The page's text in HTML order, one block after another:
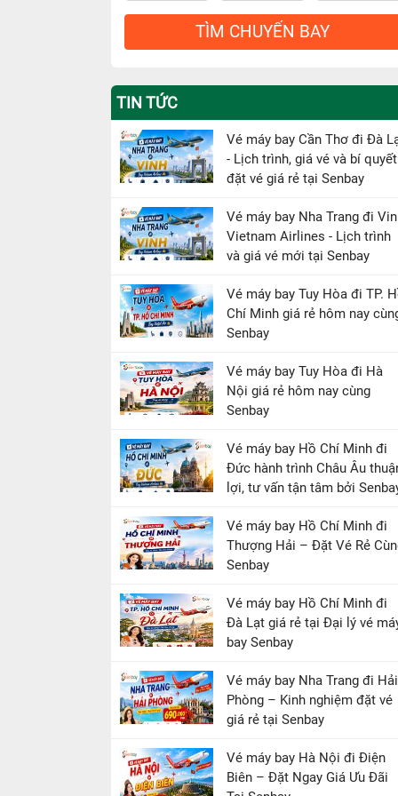
TÌM CHUYẾN BAY
TIN TỨC
Vé máy bay Cần Thơ đi Đà
- Lịch trình, giá vé và bí quyết
đặt vé giá rẻ tại Senbay
Vé máy bay Nha Trang đi
Vietnam Airlines - Lịch trình
và giá vé mới tại Senbay
Vé máy bay Tuy Hòa đi TP.
Chí Minh giá rẻ hôm nay
Senbay
Vé máy bay Tuy Hòa đi Hà
Nội giá rẻ hôm nay cùng
Senbay
Vé máy bay Hồ Chí Minh đi
Đức hành trình Châu Âu
lợi, tư vấn tận tâm bởi
Vé máy bay Hồ Chí Minh đi
Thượng Hải – Đặt Vé Rẻ
Senbay
Vé máy bay Hồ Chí Minh đi
Đà Lạt giá rẻ tại Đại lý vé
bay Senbay
Vé máy bay Nha Trang đi Hải
Phòng – Kinh nghiệm đặt vé
giá rẻ tại Senbay
Vé máy bay Hà Nội đi Điện
Biên – Đặt Ngay Giá Ưu Đãi